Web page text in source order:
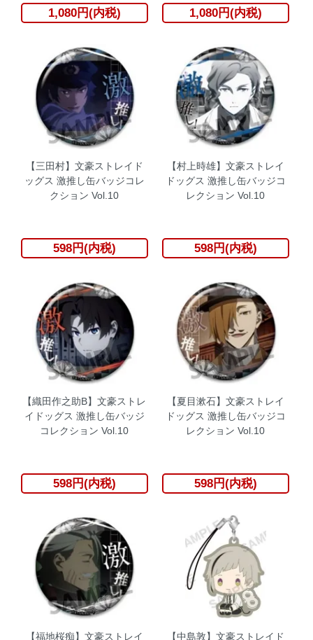
1,080円(内税) 1,080円(内税)
【三田村】文豪ストレイド
ッグス 激推し缶バッジコレ
クション Vol.10
598円(内税)
【村上時雄】文豪ストレイ
ドッグス 激推し缶バッジコ
レクション Vol.10
598円(内税)
【織田作之助B】文豪ストレ
イドッグス 激推し缶バッジ
コレクション Vol.10
598円(内税)
【夏目漱石】文豪ストレイ
ドッグス 激推し缶バッジコ
レクション Vol.10
598円(内税)
【福地桜痴】文豪ストレイ
【中島敦】文豪ストレイド